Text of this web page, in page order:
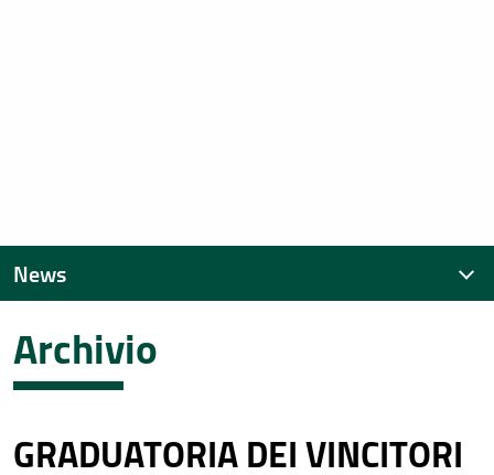
Archivio
GRADUATORIA DEI VINCITORI
News
News recenti
Archivio